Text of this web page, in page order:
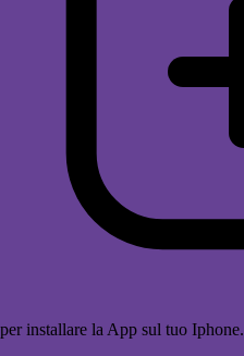
per installare la App sul tuo Iphone.